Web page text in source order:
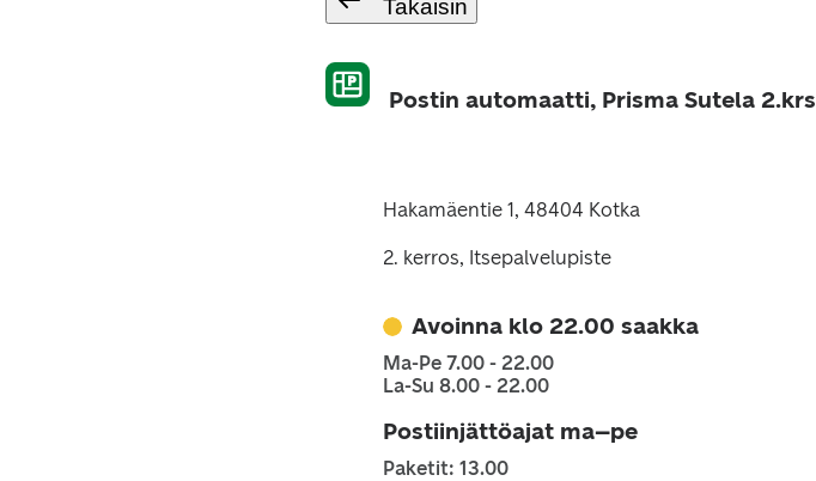
Takaisin
Postin automaatti, Prisma Sutela 2.krs
Hakamäentie 1, 48404 Kotka
2. kerros, Itsepalvelupiste
Avoinna klo 22.00 saakka
Ma-Pe 7.00 - 22.00
La-Su 8.00 - 22.00
Postiinjättöajat ma–pe
Paketit: 13.00